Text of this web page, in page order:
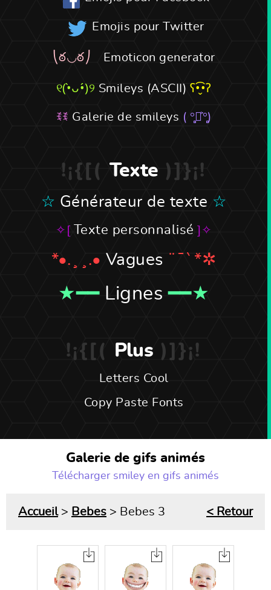
Emojis pour Twitter
Emoticon generator
Smileys (ASCII)
Galerie de smileys
Texte
Générateur de texte
Texte personnalisé
Vagues
Lignes
Plus
Letters Cool
Copy Paste Fonts
Galerie de gifs animés
Télécharger smiley en gifs animés
Accueil> Bebes > Bebes 3 < Retour